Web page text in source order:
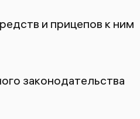
и прицепов к ним
законодательства